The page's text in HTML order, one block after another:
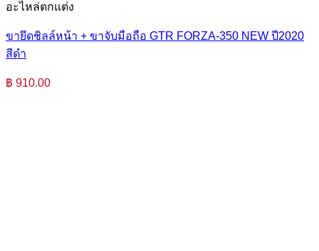
อะไหล่ตกแต่ง
ขายึดชิลล์หน้า + ขาจับมือถือ GTR FORZA-350 NEW ปี2020
สีดำ
฿ 910.00